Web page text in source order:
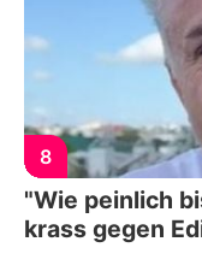
8
"Wie peinlich
krass gegen